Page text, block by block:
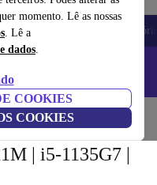
momento. Lê as nossas
. Lê a
dados.
COOKIES
COOKIES
– Código:
| i5-1135G7 |